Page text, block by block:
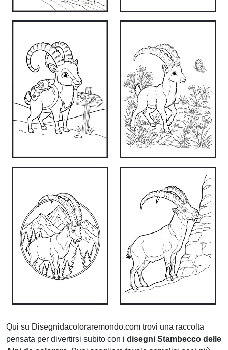
Qui su Disegnidacoloraremondo.com trovi una raccolta
pensata per divertirsi subito con i disegni Stambecco delle